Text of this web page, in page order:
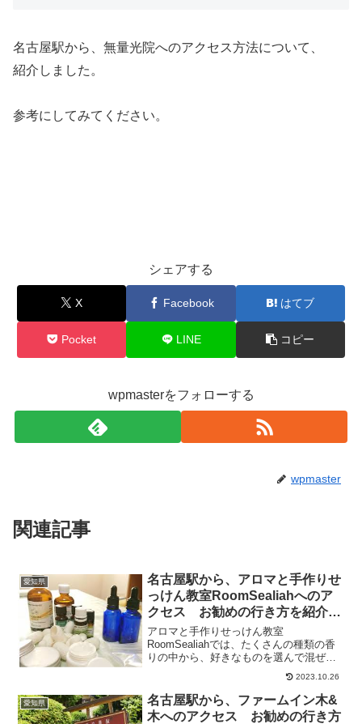
名古屋駅から、無量光院へのアクセス方法について、
紹介しました。
参考にしてみてください。
シェアする
X Facebook はてブ
Pocket LINE コピー
wpmasterをフォローする
wpmaster
関連記事
愛知県
名古屋駅から、アロマと手作りせ
っけん教室RoomSealiahへのア
クセス お勧めの行き方を紹介し
ます
アロマと手作りせっけん教室
RoomSealiahでは、たくさんの種類の香
りの中から、好きなものを選んで混ぜ合
わせ、オリジナルの香水を作りました。
たくさんの香りに包まれて、心も癒され
ました。丁寧にアドバイスをしてくださ
って、自分好みの香りを作...
2023.10.26
愛知県
名古屋駅から、ファームイン木&
木へのアクセス お勧めの行き方